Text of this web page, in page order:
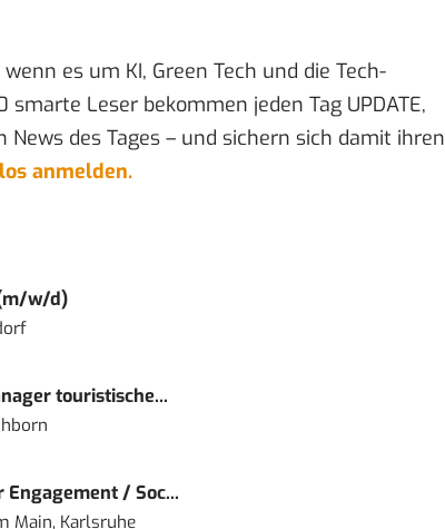
wenn es um KI, Green Tech und die Tech-
Leser bekommen jeden Tag UPDATE,
des Tages – und sichern sich damit ihren
anmelden.
w/d)
touristische...
/ Soc...
Main, Karlsruhe